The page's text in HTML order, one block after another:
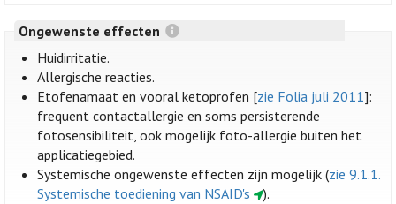
Ongewenste effecten
Huidirritatie.
Allergische reacties.
Etofenamaat en vooral ketoprofen [zie Folia juli 2011]:
frequent contactallergie en soms persisterende
fotosensibiliteit, ook mogelijk foto-allergie buiten het
applicatiegebied.
Systemische ongewenste effecten zijn mogelijk (zie 9.1.1.
Systemische toediening van NSAID's
).